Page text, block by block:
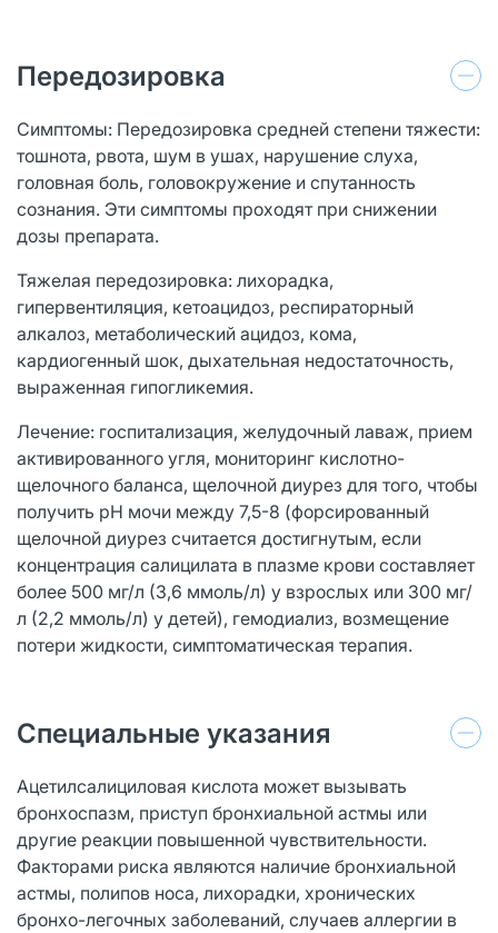
Передозировка
Симптомы: Передозировка средней степени тяжести:
тошнота, рвота, шум в ушах, нарушение слуха,
головная боль, головокружение и спутанность
сознания. Эти симптомы проходят при снижении
дозы препарата.
Тяжелая передозировка: лихорадка,
гипервентиляция, кетоацидоз, респираторный
алкалоз, метаболический ацидоз, кома,
кардиогенный шок, дыхательная недостаточность,
выраженная гипогликемия.
Лечение: госпитализация, желудочный лаваж, прием
активированного угля, мониторинг кислотно-
щелочного баланса, щелочной диурез для того, чтобы
получить рН мочи между 7,5-8 (форсированный
щелочной диурез считается достигнутым, если
концентрация салицилата в плазме крови составляет
более 500 мг/л (3,6 ммоль/л) у взрослых или 300 мг/
л (2,2 ммоль/л) у детей), гемодиализ, возмещение
потери жидкости, симптоматическая терапия.
Специальные указания
Ацетилсалициловая кислота может вызывать
бронхоспазм, приступ бронхиальной астмы или
другие реакции повышенной чувствительности.
Факторами риска являются наличие бронхиальной
астмы, полипов носа, лихорадки, хронических
бронхо-легочных заболеваний, случаев аллергии в